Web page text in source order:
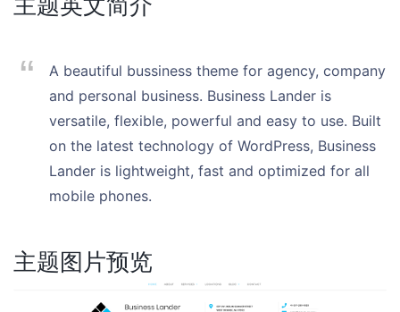
A beautiful bussiness theme for agency, company
and personal business. Business Lander is
versatile, flexible, powerful and easy to use. Built
on the latest technology of WordPress, Business
Lander is lightweight, fast and optimized for all
mobile phones.
主题图片预览